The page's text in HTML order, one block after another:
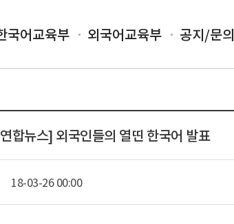
국어교육부 외국어교육부 공지/문
합뉴스] 외국인들의 열띤 한국어 발표
18-03-26 00:00